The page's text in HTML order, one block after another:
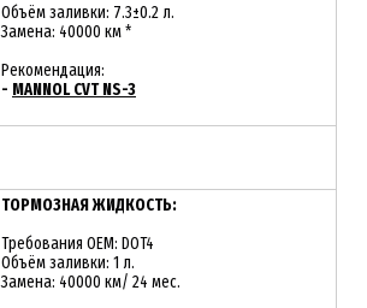
Объём заливки: 7.3±0.2 л.
Замена: 40000 км *
Рекомендация:
- MANNOL CVT NS-3
ТОРМОЗНАЯ ЖИДКОСТЬ:
Требования OEM: DOT4
Объём заливки: 1 л.
Замена: 40000 км/ 24 мес.